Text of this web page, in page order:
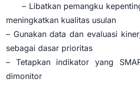
– Libatkan pemangku
meningkatkan kualitas usulan
– Gunakan data dan evaluasi
sebagai dasar prioritas
– Tetapkan indikator yang
dimonitor